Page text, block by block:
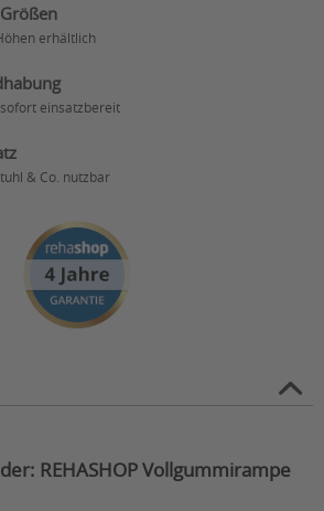
erhältlich
einsatzbereit
& Co. nutzbar
REHASHOP Vollgummirampe